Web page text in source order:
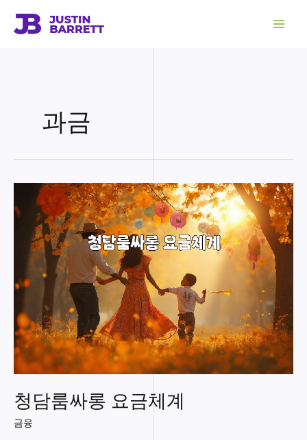
과금
청담룸싸롱 요금체계
금융